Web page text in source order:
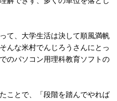
て、大学生活は決して順風満帆
そんな米村でんじろうさんにとっ
のパソコン用理科教育ソフトの
ことで、「段階を踏んでやれば